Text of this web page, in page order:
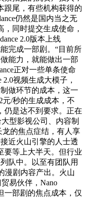
跟尾，有些机构获得的
仍然是国内当之无
同时提交生成使命，
2.0版本上线
完成一部剧。“目前所
能力，就能做出一部
正对一些单条使命
2.0视频生成大模子，
做环节的成本，这一
元/秒的生成成本，不
仍是达不到要求。正在
型影视公司、内容制
龙的焦点症结，有人享
近火山引擎的人士透
要等上大半天。但行业
队中。以至有团队用
漫剧内容产出。火山
易伙伴，Nano
一部剧的焦点成本，仅